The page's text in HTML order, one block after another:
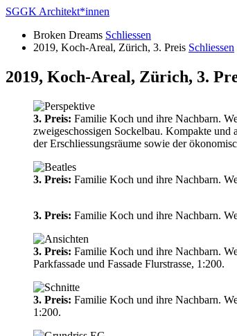
SGGK Architekt*innen
Broken Dreams Schliessen
2019, Koch-Areal, Zürich, 3. Preis Schliessen
2019, Koch-Areal, Zürich, 3.
3. Preis: Familie Koch und ihre Nachbarn.
zweigeschossigen Sockelbau. Kompakte und
der Erschliessungsräume sowie der
3. Preis: Familie Koch und ihre Nachbarn.
3. Preis: Familie Koch und ihre Nachbarn.
3. Preis: Familie Koch und ihre Nachbarn.
Parkfassade und Fassade Flurstrasse, 1:200.
3. Preis: Familie Koch und ihre Nachbarn.
1:200.